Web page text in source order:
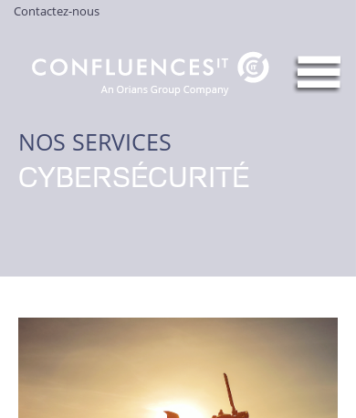
Contactez-nous
NOS SERVICES
CYBERSÉCURITÉ